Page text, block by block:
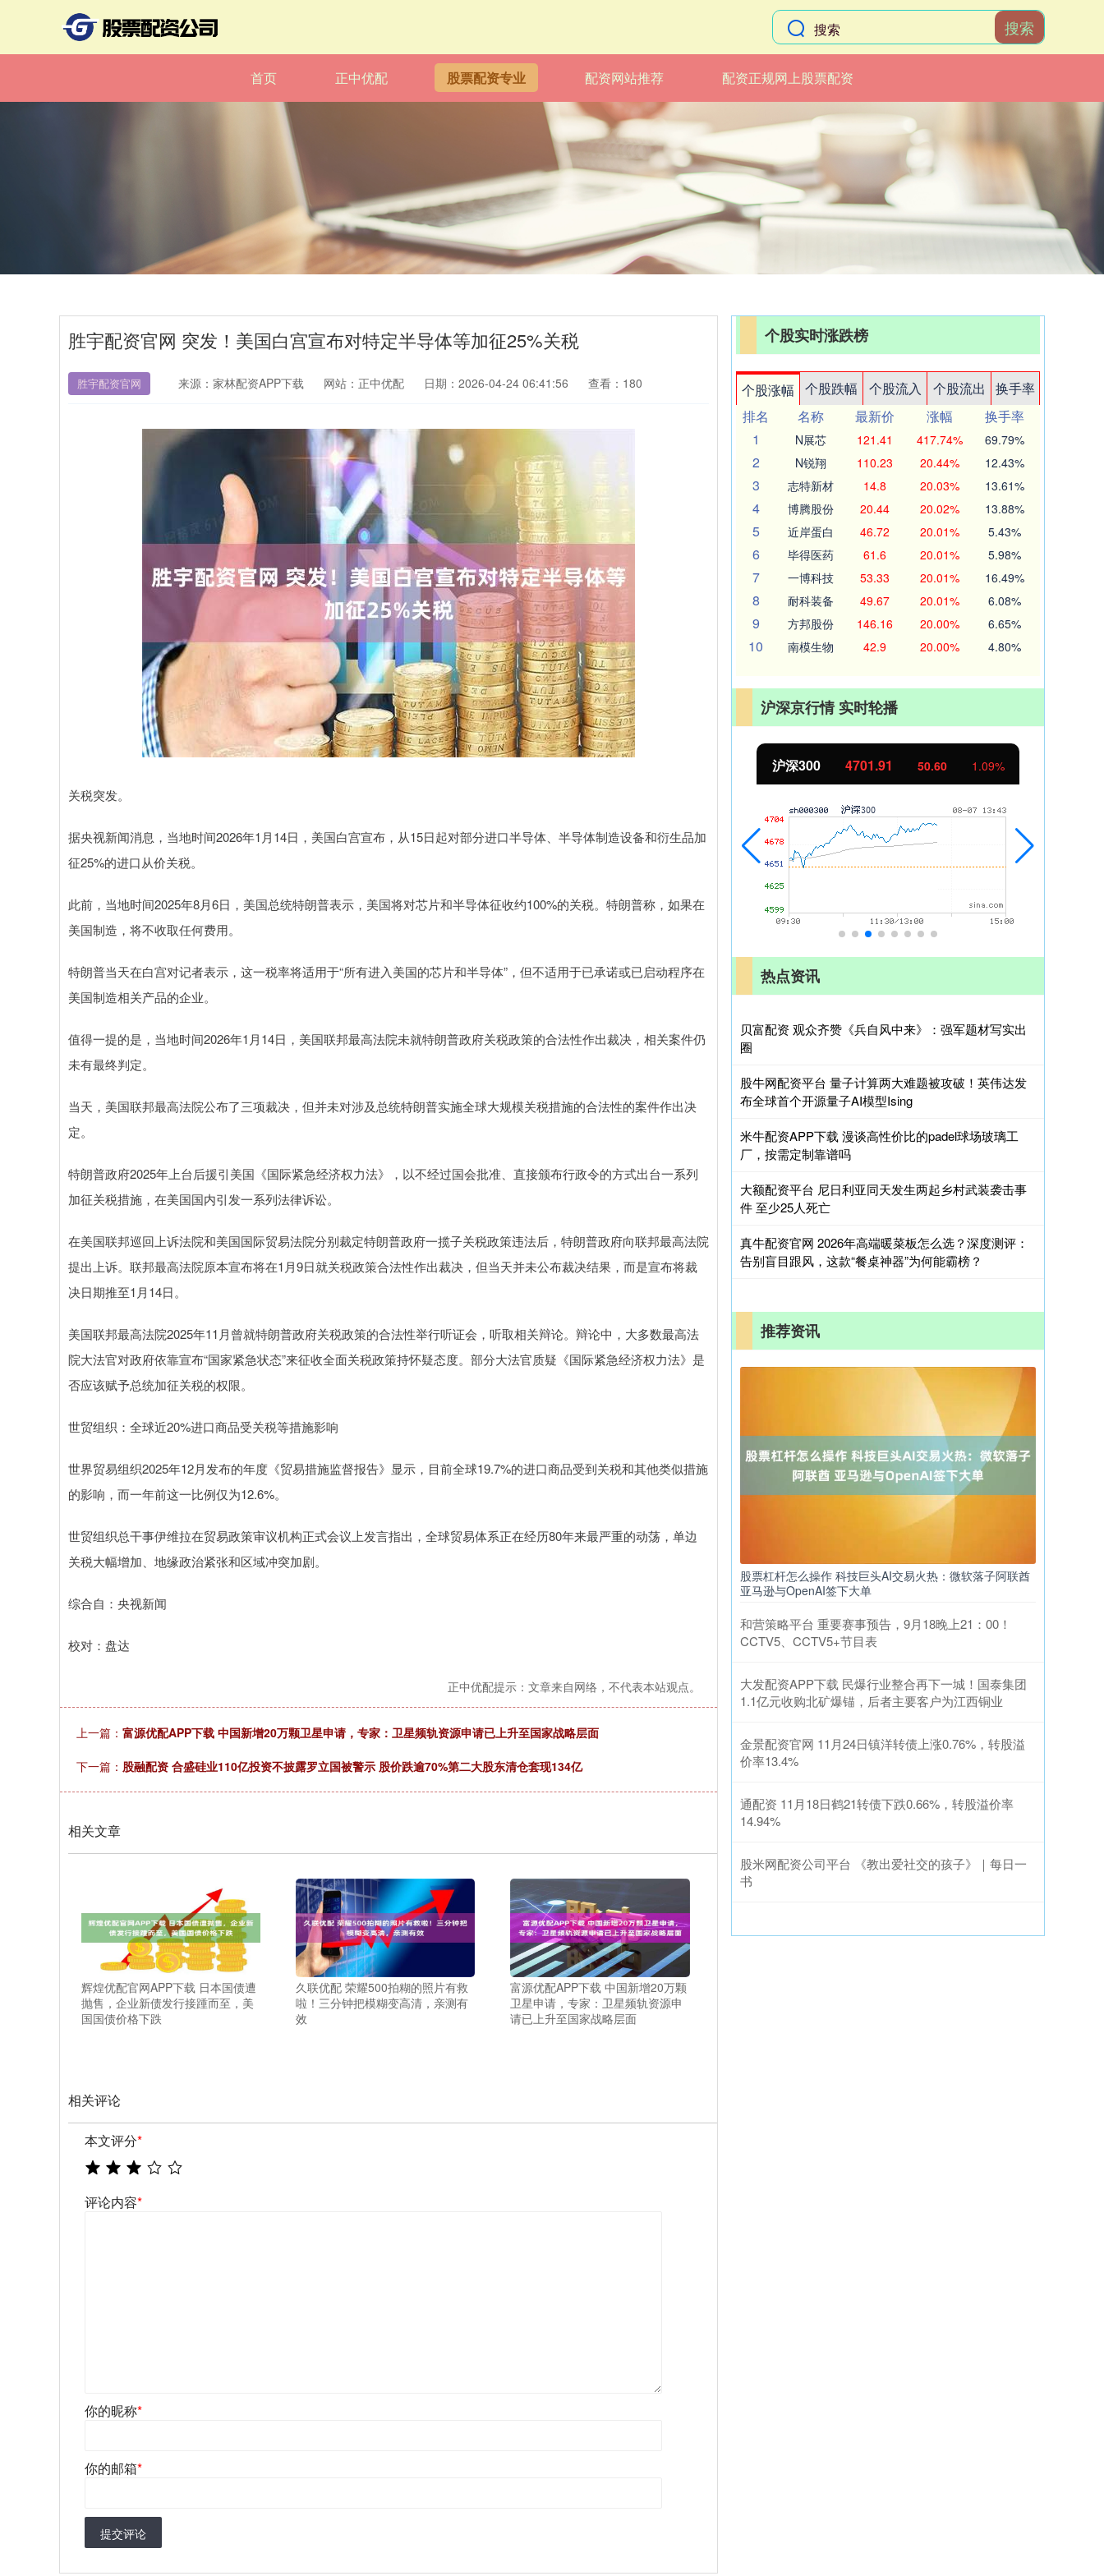
搜索
首页 正中优配 股票配资专业 配资网站推荐 配资正规网上股票配资
胜宇配资官网 突发！美国白宫宣布对特定半导体等加征25%关税
胜宇配资官网 来源：家林配资APP下载 网站：正中优配 日期：2026-04-24 06:41:56 查看：180
关税突发。
据央视新闻消息，当地时间2026年1月14日，美国白宫宣布，从15日起对部分进口半导体、半导体制造设备和衍生品加
征25%的进口从价关税。
此前，当地时间2025年8月6日，美国总统特朗普表示，美国将对芯片和半导体征收约100%的关税。特朗普称，如果在
美国制造，将不收取任何费用。
特朗普当天在白宫对记者表示，这一税率将适用于“所有进入美国的芯片和半导体”，但不适用于已承诺或已启动程序在
美国制造相关产品的企业。
值得一提的是，当地时间2026年1月14日，美国联邦最高法院未就特朗普政府关税政策的合法性作出裁决，相关案件仍
未有最终判定。
当天，美国联邦最高法院公布了三项裁决，但并未对涉及总统特朗普实施全球大规模关税措施的合法性的案件作出决
定。
特朗普政府2025年上台后援引美国《国际紧急经济权力法》，以不经过国会批准、直接颁布行政令的方式出台一系列
加征关税措施，在美国国内引发一系列法律诉讼。
在美国联邦巡回上诉法院和美国国际贸易法院分别裁定特朗普政府一揽子关税政策违法后，特朗普政府向联邦最高法院
提出上诉。联邦最高法院原本宣布将在1月9日就关税政策合法性作出裁决，但当天并未公布裁决结果，而是宣布将裁
决日期推至1月14日。
美国联邦最高法院2025年11月曾就特朗普政府关税政策的合法性举行听证会，听取相关辩论。辩论中，大多数最高法
院大法官对政府依靠宣布“国家紧急状态”来征收全面关税政策持怀疑态度。部分大法官质疑《国际紧急经济权力法》是
否应该赋予总统加征关税的权限。
世贸组织：全球近20%进口商品受关税等措施影响
世界贸易组织2025年12月发布的年度《贸易措施监督报告》显示，目前全球19.7%的进口商品受到关税和其他类似措施
的影响，而一年前这一比例仅为12.6%。
世贸组织总干事伊维拉在贸易政策审议机构正式会议上发言指出，全球贸易体系正在经历80年来最严重的动荡，单边
关税大幅增加、地缘政治紧张和区域冲突加剧。
综合自：央视新闻
校对：盘达
正中优配提示：文章来自网络，不代表本站观点。
上一篇： 富源优配APP下载 中国新增20万颗卫星申请，专家：卫星频轨资源申请已上升至国家战略层面
下一篇： 股融配资 合盛硅业110亿投资不披露罗立国被警示 股价跌逾70%第二大股东清仓套现134亿
相关文章
辉煌优配官网APP下载 日本国债遭
抛售，企业新债发行接踵而至，美
国国债价格下跌
久联优配 荣耀500拍糊的照片有救
啦！三分钟把模糊变高清，亲测有
效
富源优配APP下载 中国新增20万颗
卫星申请，专家：卫星频轨资源申
请已上升至国家战略层面
相关评论
本文评分*
评论内容*
你的昵称*
你的邮箱*
提交评论
个股实时涨跌榜
个股涨幅 个股跌幅 个股流入 个股流出
换手率
排名
名称 最新价 涨幅
换手率
1
N展芯 121.41 417.74% 69.79%
2 N锐翔 110.23 20.44% 12.43%
3 志特新材 14.8 20.03% 13.61%
4 博腾股份 20.44 20.02% 13.88%
5 近岸蛋白 46.72 20.01% 5.43%
6 毕得医药 61.6 20.01% 5.98%
7 一博科技 53.33 20.01% 16.49%
8 耐科装备 49.67 20.01% 6.08%
9 方邦股份 146.16 20.00% 6.65%
10 南模生物 42.9 20.00% 4.80%
沪深京行情 实时轮播
沪深300 4701.91 50.60 1.09%
热点资讯
贝富配资 观众齐赞《兵自风中来》：强军题材写实出
圈
股牛网配资平台 量子计算两大难题被攻破！英伟达发
布全球首个开源量子AI模型Ising
米牛配资APP下载 漫谈高性价比的padel球场玻璃工
厂，按需定制靠谱吗
大额配资平台 尼日利亚同天发生两起乡村武装袭击事
件 至少25人死亡
真牛配资官网 2026年高端暖菜板怎么选？深度测评：
告别盲目跟风，这款“餐桌神器”为何能霸榜？
推荐资讯
股票杠杆怎么操作 科技巨头AI交易火热：微软落子阿联酋
亚马逊与OpenAI签下大单
和营策略平台 重要赛事预告，9月18晚上21：00！
CCTV5、CCTV5+节目表
大发配资APP下载 民爆行业整合再下一城！国泰集团
1.1亿元收购北矿爆锚，后者主要客户为江西铜业
金景配资官网 11月24日镇洋转债上涨0.76%，转股溢
价率13.4%
通配资 11月18日鹤21转债下跌0.66%，转股溢价率
14.94%
股米网配资公司平台 《教出爱社交的孩子》｜每日一
书